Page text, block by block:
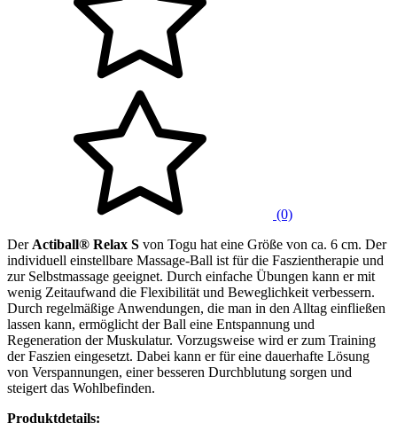
(0)
DerActiball® Relax S von Togu hat eine Größe von ca. 6 cm. Der
individuell einstellbare Massage-Ball ist für die Faszientherapie und
zur Selbstmassage geeignet. Durch einfache Übungen kann er mit
wenig Zeitaufwand die Flexibilität und Beweglichkeit verbessern.
Durch regelmäßige Anwendungen, die man in den Alltag einfließen
lassen kann, ermöglicht der Ball eine Entspannung und
Regeneration der Muskulatur. Vorzugsweise wird er zum Training
der Faszien eingesetzt. Dabei kann er für eine dauerhafte Lösung
von Verspannungen, einer besseren Durchblutung sorgen und
steigert das Wohlbefinden.
Produktdetails: